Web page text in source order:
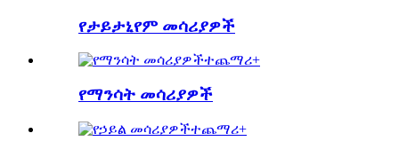
የታይታኒየም መሳሪያዎች
ተጨማሪ+
የማንሳት መሳሪያዎች
ተጨማሪ+